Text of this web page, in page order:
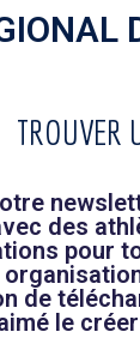
TROUVER
des
pour
de
le